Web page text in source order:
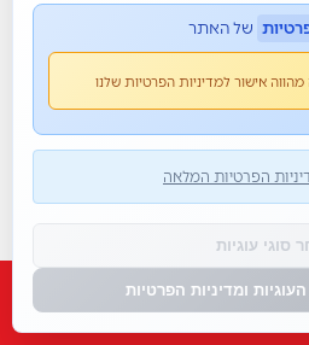
של האתר
אישור למדיניות הפרטיות שלנו
הפרטיות המלאה
סוגי עוגיות
ומדיניות הפרטיות